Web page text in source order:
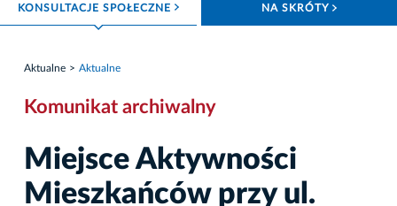
KONSULTACJE SPOŁECZNE ROZWIŃ MENU NA SKRÓTY
Aktualne Aktualne
Komunikat archiwalny
Miejsce Aktywności
Mieszkańców przy ul.